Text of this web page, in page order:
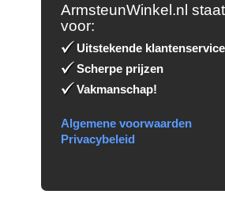
ArmsteunWinkel.nl staat
voor:
Uitstekende klantenservice
Scherpe prijzen
Vakmanschap!
Algemene voorwaarden
Privacybeleid